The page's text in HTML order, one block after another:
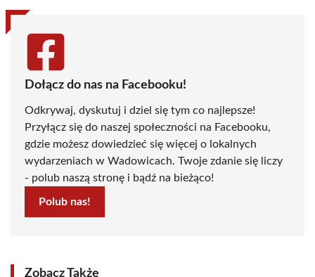
Dołącz do nas na Facebooku!
Odkrywaj, dyskutuj i dziel się tym co najlepsze!
Przyłącz się do naszej społeczności na Facebooku,
gdzie możesz dowiedzieć się więcej o lokalnych
wydarzeniach w Wadowicach. Twoje zdanie się liczy
- polub naszą stronę i bądź na bieżąco!
Polub nas!
Zobacz Także